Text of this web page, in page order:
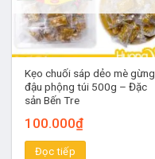
Kẹo chuối sáp dẻo mè gừng
đậu phộng túi 500g – Đặc
sản Bến Tre
100.000₫
Đọc tiếp